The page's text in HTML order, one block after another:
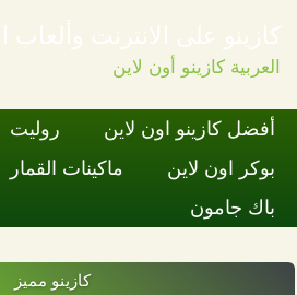
كازينو على الانترنت وألعاب
العربية كازينو أون لاين
Skip to content
أفضل كازينو اون لاين روليت
بوكر اون لاين
ماكينات القمار
باك جامون
كازينو مميز